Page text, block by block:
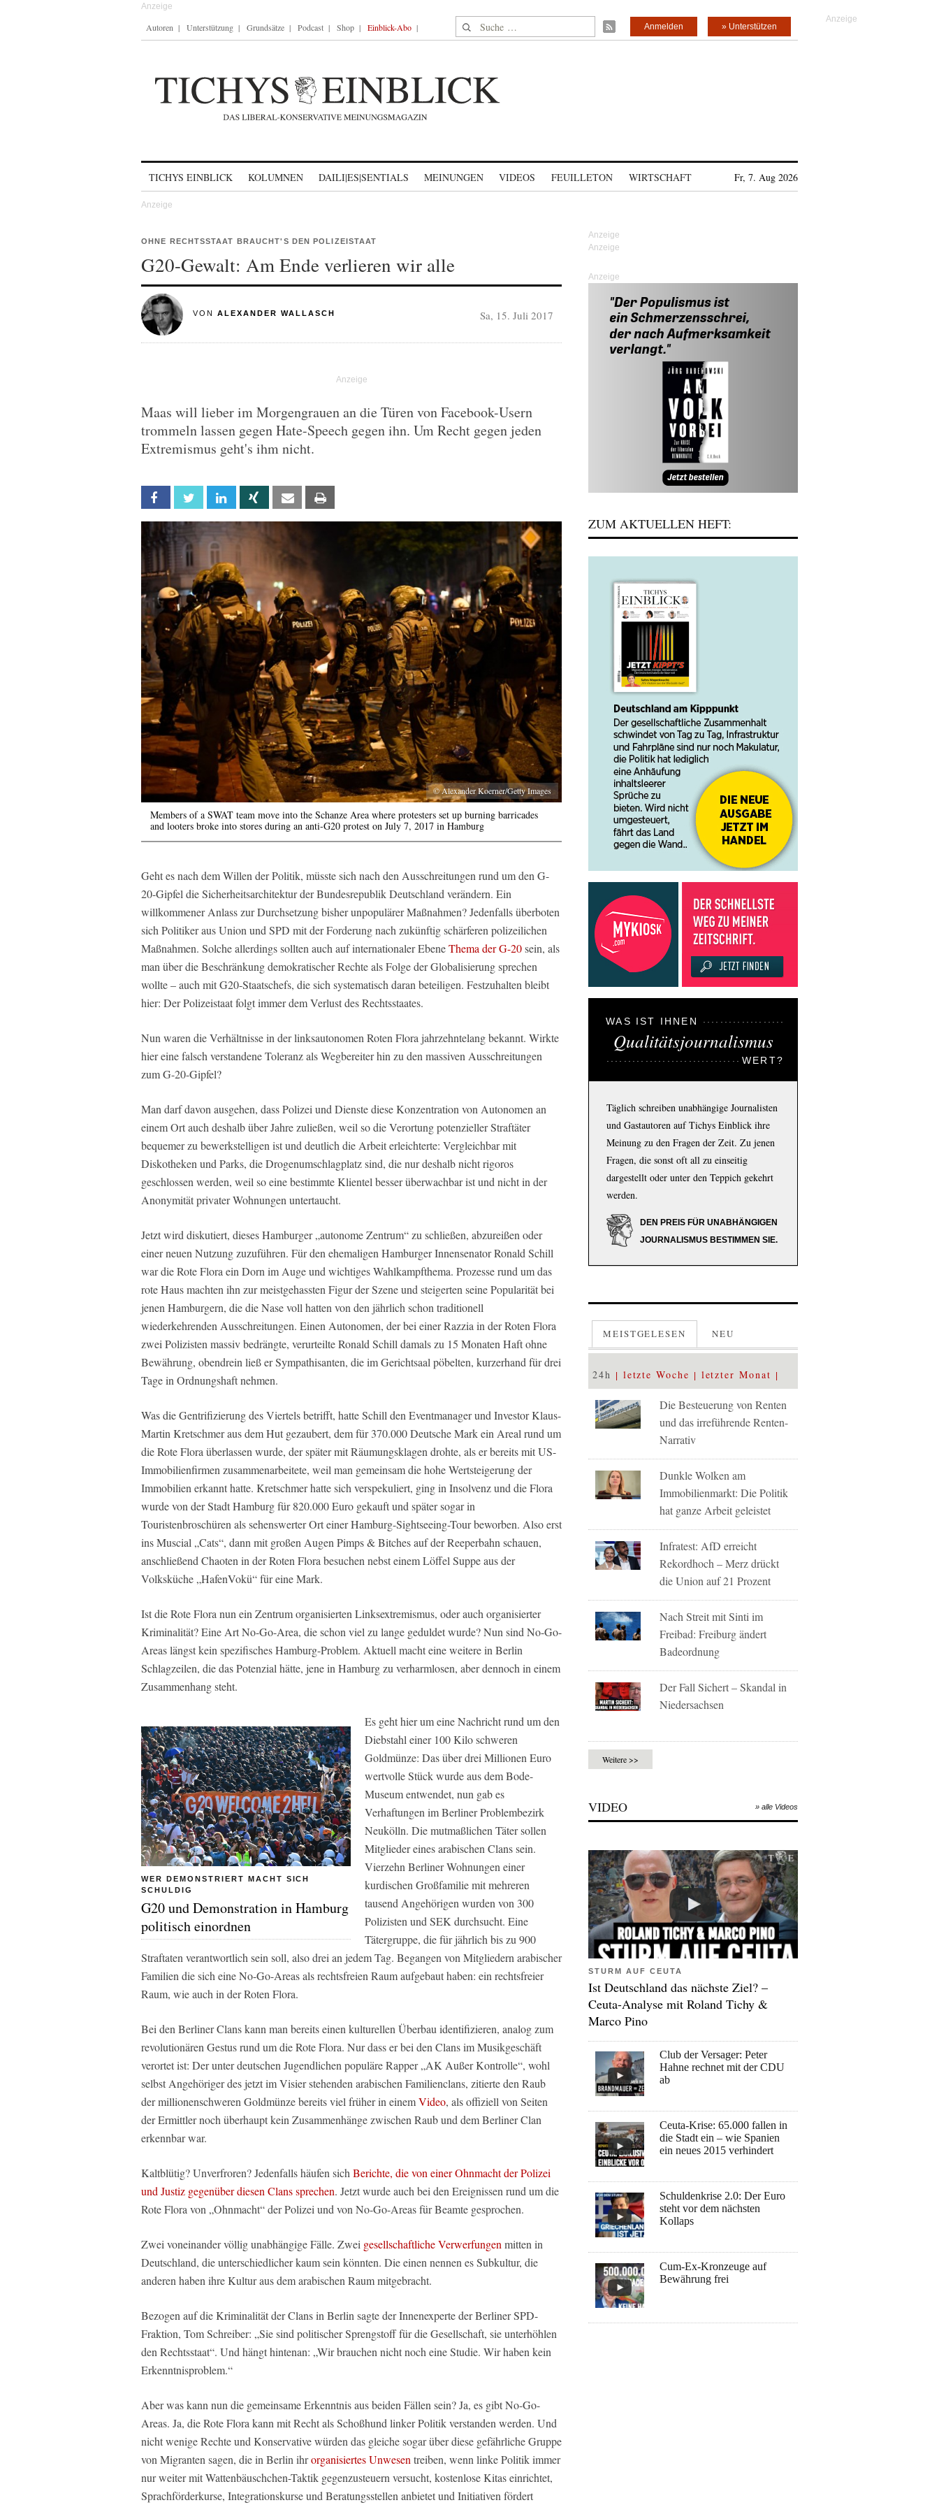
Autoren Unterstützung Grundsätze Podcast Shop Einblick-Abo Suche nach: » Unterstützen
Anmelden
TICHYS EINBLICK KOLUMNEN DAILI|ES|SENTIALS MEINUNGEN VIDEOS FEUILLETON WIRTSCHAFT Fr, 7. Aug 2026
OHNE RECHTSSTAAT BRAUCHT'S DEN POLIZEISTAAT
G20-Gewalt: Am Ende verlieren wir alle
VON ALEXANDER WALLASCH Sa, 15. Juli 2017
Maas will lieber im Morgengrauen an die Türen von Facebook-Usern
trommeln lassen gegen Hate-Speech gegen ihn. Um Recht gegen jeden
Extremismus geht's ihm nicht.
Facebook Twitter Linkedin Xing Email
© Alexander Koerner/Getty Images
Members of a SWAT team move into the Schanze Area where protesters set up burning barricades
and looters broke into stores during an anti-G20 protest on July 7, 2017 in Hamburg
Geht es nach dem Willen der Politik, müsste sich nach den Ausschreitungen rund um den G-
20-Gipfel die Sicherheitsarchitektur der Bundesrepublik Deutschland verändern. Ein
willkommener Anlass zur Durchsetzung bisher unpopulärer Maßnahmen? Jedenfalls überboten
sich Politiker aus Union und SPD mit der Forderung nach zukünftig schärferen polizeilichen
Maßnahmen. Solche allerdings sollten auch auf internationaler EbeneThema der G-20sein, als
man über die Beschränkung demokratischer Rechte als Folge der Globalisierung sprechen
wollte – auch mit G20-Staatschefs, die sich systematisch daran beteiligen. Festzuhalten bleibt
hier: Der Polizeistaat folgt immer dem Verlust des Rechtsstaates.
Nun waren die Verhältnisse in der linksautonomen Roten Flora jahrzehntelang bekannt. Wirkte
hier eine falsch verstandene Toleranz als Wegbereiter hin zu den massiven Ausschreitungen
zum G-20-Gipfel?
Man darf davon ausgehen, dass Polizei und Dienste diese Konzentration von Autonomen an
einem Ort auch deshalb über Jahre zuließen, weil so die Verortung potenzieller Straftäter
bequemer zu bewerkstelligen ist und deutlich die Arbeit erleichterte: Vergleichbar mit
Diskotheken und Parks, die Drogenumschlagplatz sind, die nur deshalb nicht rigoros
geschlossen werden, weil so eine bestimmte Klientel besser überwachbar ist und nicht in der
Anonymität privater Wohnungen untertaucht.
Jetzt wird diskutiert, dieses Hamburger „autonome Zentrum“ zu schließen, abzureißen oder
einer neuen Nutzung zuzuführen. Für den ehemaligen Hamburger Innensenator Ronald Schill
war die Rote Flora ein Dorn im Auge und wichtiges Wahlkampfthema. Prozesse rund um das
rote Haus machten ihn zur meistgehassten Figur der Szene und steigerten seine Popularität bei
jenen Hamburgern, die die Nase voll hatten von den jährlich schon traditionell
wiederkehrenden Ausschreitungen. Einen Autonomen, der bei einer Razzia in der Roten Flora
zwei Polizisten massiv bedrängte, verurteilte Ronald Schill damals zu 15 Monaten Haft ohne
Bewährung, obendrein ließ er Sympathisanten, die im Gerichtsaal pöbelten, kurzerhand für drei
Tage in Ordnungshaft nehmen.
Was die Gentrifizierung des Viertels betrifft, hatte Schill den Eventmanager und Investor Klaus-
Martin Kretschmer aus dem Hut gezaubert, dem für 370.000 Deutsche Mark ein Areal rund um
die Rote Flora überlassen wurde, der später mit Räumungsklagen drohte, als er bereits mit US-
Immobilienfirmen zusammenarbeitete, weil man gemeinsam die hohe Wertsteigerung der
Immobilien erkannt hatte. Kretschmer hatte sich verspekuliert, ging in Insolvenz und die Flora
wurde von der Stadt Hamburg für 820.000 Euro gekauft und später sogar in
Touristenbroschüren als sehenswerter Ort einer Hamburg-Sightseeing-Tour beworben. Also erst
ins Muscial „Cats“, dann mit großen Augen Pimps & Bitches auf der Reeperbahn schauen,
anschließend Chaoten in der Roten Flora besuchen nebst einem Löffel Suppe aus der
Volksküche „HafenVokü“ für eine Mark.
Ist die Rote Flora nun ein Zentrum organisierten Linksextremismus, oder auch organisierter
Kriminalität? Eine Art No-Go-Area, die schon viel zu lange geduldet wurde? Nun sind No-Go-
Areas längst kein spezifisches Hamburg-Problem. Aktuell macht eine weitere in Berlin
Schlagzeilen, die das Potenzial hätte, jene in Hamburg zu verharmlosen, aber dennoch in einem
Zusammenhang steht.
WER DEMONSTRIERT MACHT SICH
SCHULDIG
G20 und Demonstration in Hamburg
politisch einordnen
Es geht hier um eine Nachricht rund um den
Diebstahl einer 100 Kilo schweren
Goldmünze: Das über drei Millionen Euro
wertvolle Stück wurde aus dem Bode-
Museum entwendet, nun gab es
Verhaftungen im Berliner Problembezirk
Neukölln. Die mutmaßlichen Täter sollen
Mitglieder eines arabischen Clans sein.
Vierzehn Berliner Wohnungen einer
kurdischen Großfamilie mit mehreren
tausend Angehörigen wurden von 300
Polizisten und SEK durchsucht. Eine
Tätergruppe, die für jährlich bis zu 900
Straftaten verantwortlich sein soll, also drei an jedem Tag. Begangen von Mitgliedern arabischer
Familien die sich eine No-Go-Areas als rechtsfreien Raum aufgebaut haben: ein rechtsfreier
Raum, wie auch in der Roten Flora.
Bei den Berliner Clans kann man bereits einen kulturellen Überbau identifizieren, analog zum
revolutionären Gestus rund um die Rote Flora. Nur dass er bei den Clans im Musikgeschäft
verortet ist: Der unter deutschen Jugendlichen populäre Rapper „AK Außer Kontrolle“, wohl
selbst Angehöriger des jetzt im Visier stehenden arabischen Familienclans, zitierte den Raub
der millionenschweren Goldmünze bereits viel früher in einemVideo, als offiziell von Seiten
der Ermittler noch überhaupt kein Zusammenhänge zwischen Raub und dem Berliner Clan
erkennbar war.
Kaltblütig? Unverfroren? Jedenfalls häufen sich Berichte, die von einer Ohnmacht der Polizei
und Justiz gegenüber diesen Clans sprechen. Jetzt wurde auch bei den Ereignissen rund um die
Rote Flora von „Ohnmacht“ der Polizei und von No-Go-Areas für Beamte gesprochen.
Zwei voneinander völlig unabhängige Fälle. Zwei gesellschaftliche Verwerfungen mitten in
Deutschland, die unterschiedlicher kaum sein könnten. Die einen nennen es Subkultur, die
anderen haben ihre Kultur aus dem arabischen Raum mitgebracht.
Bezogen auf die Kriminalität der Clans in Berlin sagte der Innenexperte der Berliner SPD-
Fraktion, Tom Schreiber: „Sie sind politischer Sprengstoff für die Gesellschaft, sie unterhöhlen
den Rechtsstaat“. Und hängt hintenan: „Wir brauchen nicht noch eine Studie. Wir haben kein
Erkenntnisproblem.“
Aber was kann nun die gemeinsame Erkenntnis aus beiden Fällen sein? Ja, es gibt No-Go-
Areas. Ja, die Rote Flora kann mit Recht als Schoßhund linker Politik verstanden werden. Und
nicht wenige Rechte und Konservative würden das gleiche sogar über diese gefährliche Gruppe
von Migranten sagen, die in Berlin ihrorganisiertes Unwesen treiben, wenn linke Politik immer
nur weiter mit Wattenbäuschchen-Taktik gegenzusteuern versucht, kostenlose Kitas einrichtet,
Sprachförderkurse, Integrationskurse und Beratungsstellen anbietet und Initiativen fördert
Anzeige
ZUM AKTUELLEN HEFT:
WAS IST IHNEN
Qualitätsjournalismus
WERT?
Täglich schreiben unabhängige Journalisten
und Gastautoren auf Tichys Einblick ihre
Meinung zu den Fragen der Zeit. Zu jenen
Fragen, die sonst oft all zu einseitig
dargestellt oder unter den Teppich gekehrt
werden.
DEN PREIS FÜR UNABHÄNGIGEN
JOURNALISMUS BESTIMMEN SIE.
MEISTGELESEN NEU
24h letzte Woche letzter Monat
Die Besteuerung von Renten
und das irreführende Renten-
Narrativ
Dunkle Wolken am
Immobilienmarkt: Die Politik
hat ganze Arbeit geleistet
Infratest: AfD erreicht
Rekordhoch – Merz drückt
die Union auf 21 Prozent
Nach Streit mit Sinti im
Freibad: Freiburg ändert
Badeordnung
Der Fall Sichert – Skandal in
Niedersachsen
Weitere >>
VIDEO » alle Videos
STURM AUF CEUTA
Ist Deutschland das nächste Ziel? –
Ceuta-Analyse mit Roland Tichy &
Marco Pino
Club der Versager: Peter
Hahne rechnet mit der CDU
ab
Ceuta-Krise: 65.000 fallen in
die Stadt ein – wie Spanien
ein neues 2015 verhindert
Schuldenkrise 2.0: Der Euro
steht vor dem nächsten
Kollaps
Cum-Ex-Kronzeuge auf
Bewährung frei